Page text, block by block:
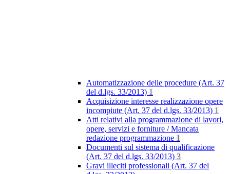
Automatizzazione delle procedure (Art. 37
del d.lgs. 33/2013) 1
Acquisizione interesse realizzazione opere
incompiute (Art. 37 del d.lgs. 33/2013) 1
Atti relativi alla programmazione di lavori,
opere, servizi e forniture / Mancata
redazione programmazione 1
Documenti sul sistema di qualificazione
(Art. 37 del d.lgs. 33/2013) 3
Gravi illeciti professionali (Art. 37 del